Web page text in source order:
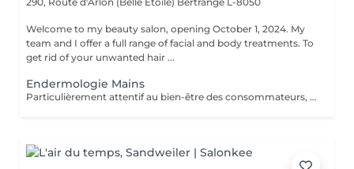
Welcome to my beauty salon, opening October 1, 2024. My
team and I offer a full range of facial and body treatments. To
get rid of your unwanted hair ...
Endermologie Mains
Particulièrement attentif au bien-être des consommateurs, ce nouveau protocole exclusif LPG® est l'alliance de la technicité, qui s'appuie sur la technologie brevetée de l'appareil CelluM6 Alliance® et de la sensorialité pour une efficacité immédiate et durable sur le corps. Et ce, grâce à une succession de manoeuvres réalisées à la fois par la tête de soin Alliance®, l'application d'un masque et par les mains du praticien.